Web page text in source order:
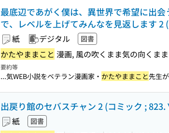
最底辺であがく僕は、異世界で希望に出
で、レベルを上げてみんなを見返します 2
紙 デジタル 図書
かたやままこと 漫画, 風の吹くまま気の向くま
要約等
...気WEB小説をベテラン漫画家・ かたやままこと先生
出戻り館のセバスチャン 2 (コミック ; 823.
紙 図書